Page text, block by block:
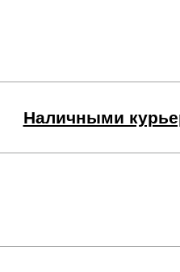
Наличными